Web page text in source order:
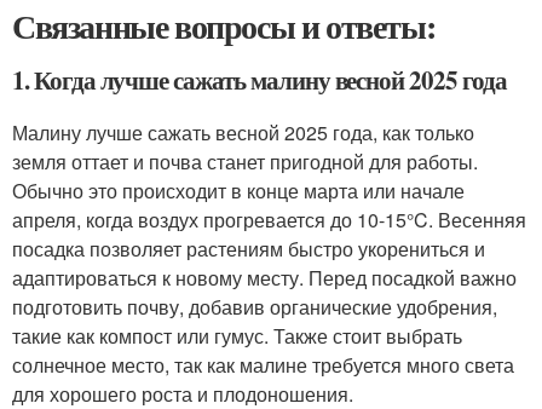
Связанные вопросы и ответы:
1. Когда лучше сажать малину весной 2025 года
Малину лучше сажать весной 2025 года, как только
земля оттает и почва станет пригодной для работы.
Обычно это происходит в конце марта или начале
апреля, когда воздух прогревается до 10-15°C. Весенняя
посадка позволяет растениям быстро укорениться и
адаптироваться к новому месту. Перед посадкой важно
подготовить почву, добавив органические удобрения,
такие как компост или гумус. Также стоит выбрать
солнечное место, так как малине требуется много света
для хорошего роста и плодоношения.